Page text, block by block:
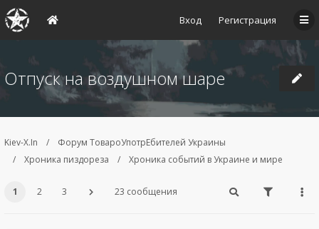
Вход Регистрация
Отпуск на воздушном шаре
Kiev-X.In
Форум ТовароУпотрЕбителей Украины
Хроника пиздореза
Хроника событий в Украине и мире
1 2 3 23 сообщения